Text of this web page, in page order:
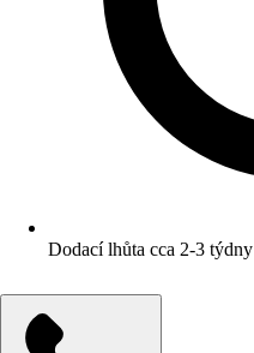
Dodací lhůta cca 2-3 týdny